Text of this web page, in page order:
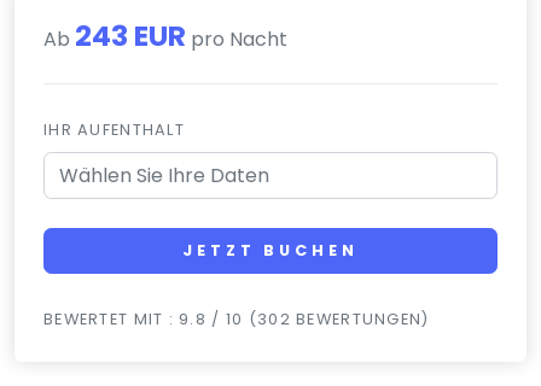
Ab 243 EUR pro Nacht
IHR AUFENTHALT
JETZT BUCHEN
BEWERTET MIT : 9.8 / 10 (302 BEWERTUNGEN)